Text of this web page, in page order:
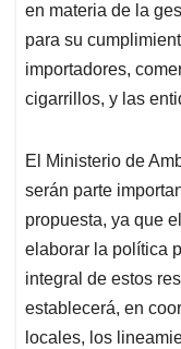
en materia de la
para su
importadores,
cigarrillos, y las
El Ministerio de
serán parte
propuesta, ya que
elaborar la política
integral de estos
establecerá, en
locales, los